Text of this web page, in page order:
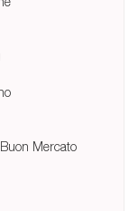
Mercato